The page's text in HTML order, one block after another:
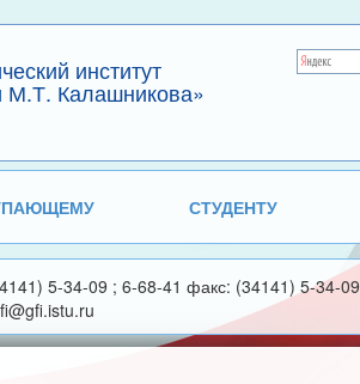
институт
Калашникова»
СТУДЕНТУ
5-34-09 ; 6-68-41 факс: (34141) 5-34-09